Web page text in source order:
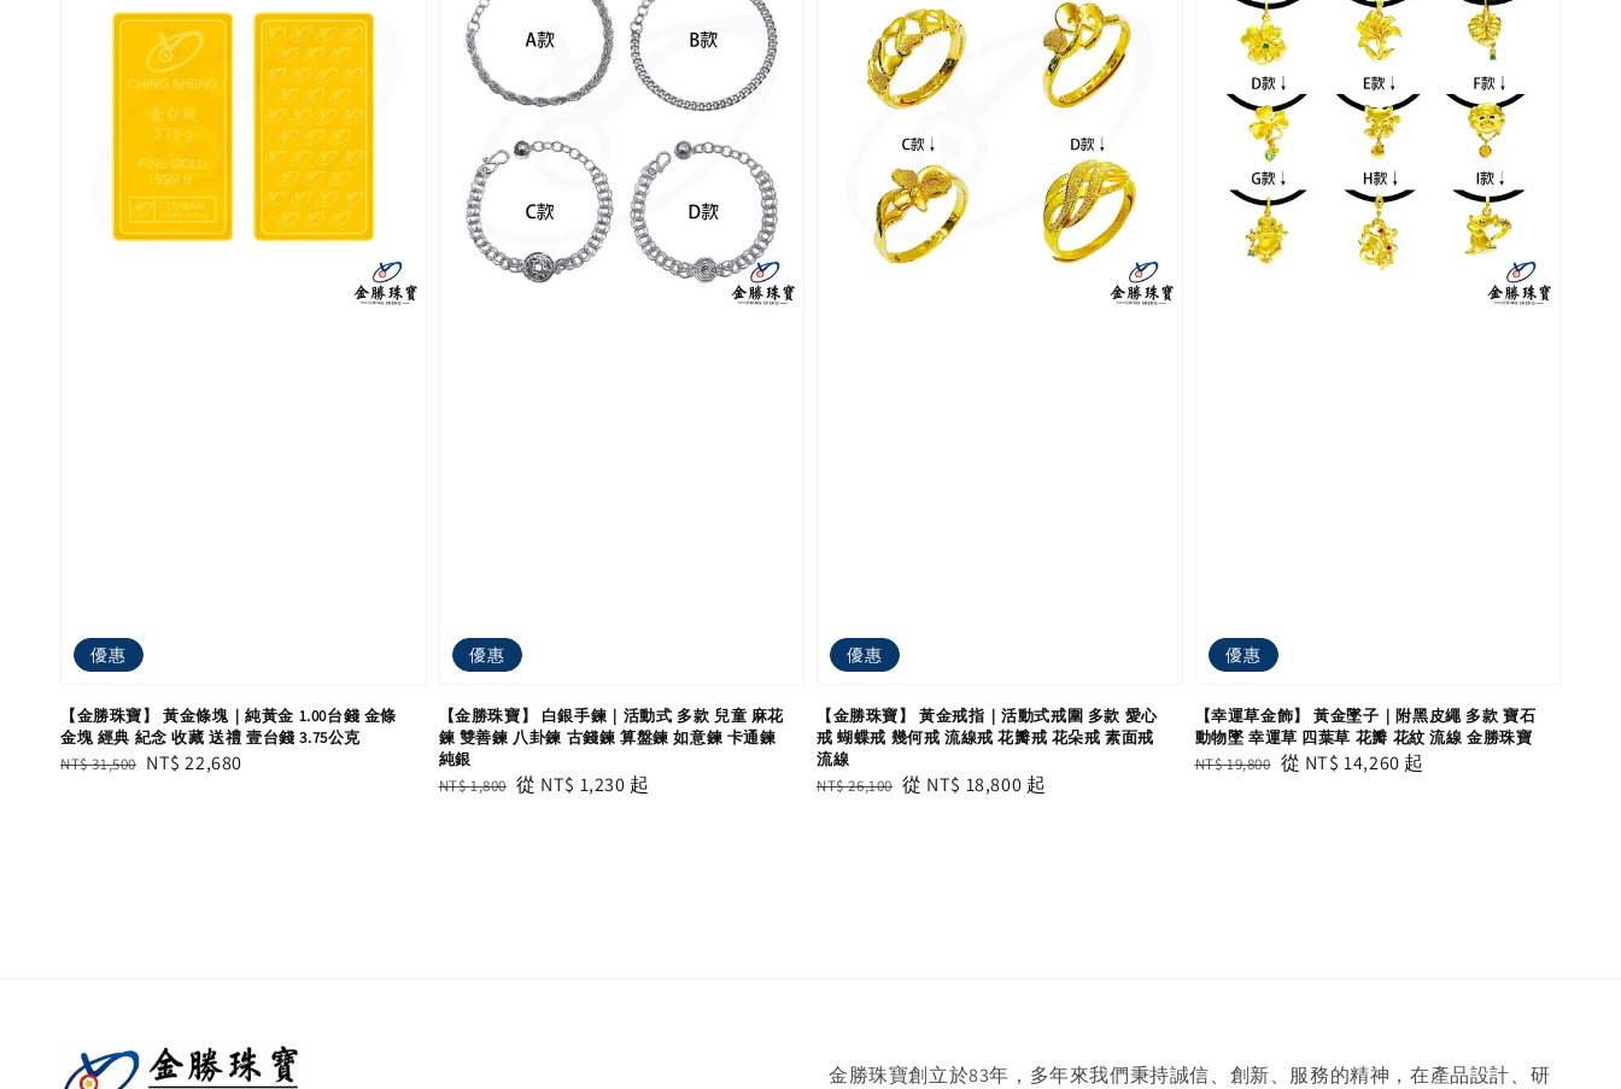
優惠
【金勝珠寶】 黃金條塊｜純黃金 1.00台錢 金條
金塊 經典 紀念 收藏 送禮 壹台錢 3.75公克
Regular
NT$ 31,500 Sale
NT$ 22,680
優惠
【金勝珠寶】 白銀手鍊｜活動式 多款 兒童 麻花
鍊 雙善鍊 八卦鍊 古錢鍊 算盤鍊 如意鍊 卡通鍊
純銀
Regular
NT$ 1,800 Sale
從 NT$ 1,230 起
優惠
【金勝珠寶】 黃金戒指｜活動式戒圍 多款 愛心
戒 蝴蝶戒 幾何戒 流線戒 花瓣戒 花朵戒 素面戒
流線
Regular
NT$ 26,100 Sale
從 NT$ 18,800 起
優惠
【幸運草金飾】 黃金墜子｜附黑皮繩 多款 寶石
動物墜 幸運草 四葉草 花瓣 花紋 流線 金勝珠寶
Regular
NT$ 19,800 Sale
從 NT$ 14,260 起
金勝珠寶創立於83年，多年來我們秉持誠信、創新、服務的精神，在產品設計、研